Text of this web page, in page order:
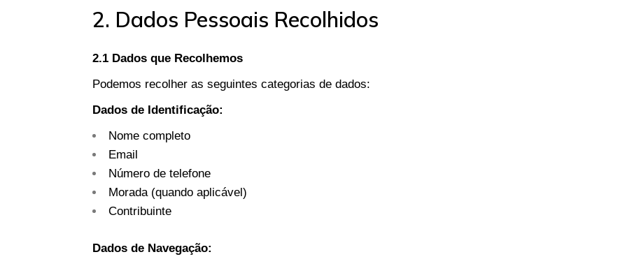
2. Dados Pessoais Recolhidos
2.1 Dados que Recolhemos
Podemos recolher as seguintes categorias de dados:
Dados de Identificação:
Nome completo
Email
Número de telefone
Morada (quando aplicável)
Contribuinte
Dados de Navegação: